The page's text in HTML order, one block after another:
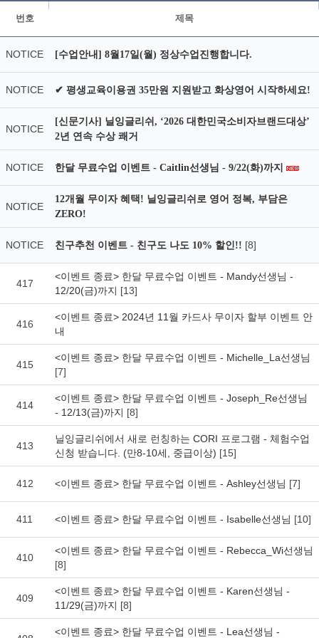
번호 제목
NOTICE [수업안내] 8월17일(월) 정상수업진행합니다.
NOTICE ✔ 평생교육이용권 35만원 지원받고 화상영어 시작하세요!
NOTICE
[신문기사] 닐잉글리쉬, ‘2026 대한민국소비자브랜드대상’
2년 연속 수상 쾌거
NOTICE 한달 무료수업 이벤트 - Caitlin선생님 - 9/22(화)까지
NOTICE
12개월 무이자 혜택! 닐잉글리쉬로 영어 정복, 부담은
ZERO!
NOTICE 친구추천 이벤트 - 친구도 나도 10% 할인!! [8]
417
<이벤트 종료> 한달 무료수업 이벤트 - Mandy선생님 -
12/20(금)까지 [13]
416
<이벤트 종료> 2024년 11월 카드사 무이자 할부 이벤트 안
내
415
<이벤트 종료> 한달 무료수업 이벤트 - Michelle_La선생님
[7]
414
<이벤트 종료> 한달 무료수업 이벤트 - Joseph_Re선생님
- 12/13(금)까지 [8]
413
닐잉글리쉬에서 새로 런칭하는 CORI 프로그램 - 체험수업
신청 받습니다. (만8-10세, 중급이상) [15]
412 <이벤트 종료> 한달 무료수업 이벤트 - Ashley선생님 [7]
411 <이벤트 종료> 한달 무료수업 이벤트 - Isabelle선생님 [10]
410
<이벤트 종료> 한달 무료수업 이벤트 - Rebecca_Wi선생님
[8]
409
<이벤트 종료> 한달 무료수업 이벤트 - Karen선생님 -
11/29(금)까지 [8]
<이벤트 종료> 한달 무료수업 이벤트 - Lea선생님 -